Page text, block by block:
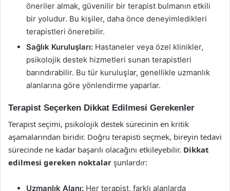
öneriler almak, güvenilir bir terapist bulmanın etkili
bir yoludur. Bu kişiler, daha önce deneyimledikleri
terapistleri önerebilir.
Sağlık Kuruluşları: Hastaneler veya özel klinikler,
psikolojik destek hizmetleri sunan terapistleri
barındırabilir. Bu tür kuruluşlar, genellikle uzmanlık
alanlarına göre yönlendirme yaparlar.
Terapist Seçerken Dikkat Edilmesi Gerekenler
Terapist seçimi, psikolojik destek sürecinin en kritik
aşamalarından biridir. Doğru terapisti seçmek, bireyin tedavi
sürecinde ne kadar başarılı olacağını etkileyebilir. Dikkat
edilmesi gereken noktalar şunlardır:
Uzmanlık Alanı: Her terapist, farklı alanlarda